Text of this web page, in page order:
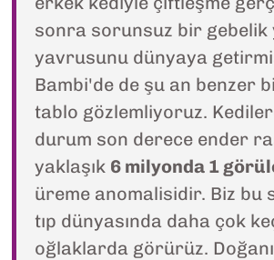
sonra sorunsuz bir gebelik
yavrusunu dünyaya
Bambi'de de şu an benzer
tablo gözlemliyoruz.
durum son derece ender
yaklaşık 6 milyonda 1
üreme anomalisidir. Biz bu
tıp dünyasında daha çok
oğlaklarda görürüz.